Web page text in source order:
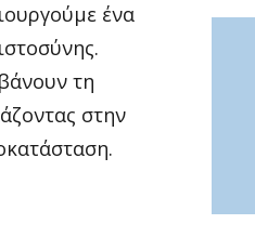
ένα
τη
στην